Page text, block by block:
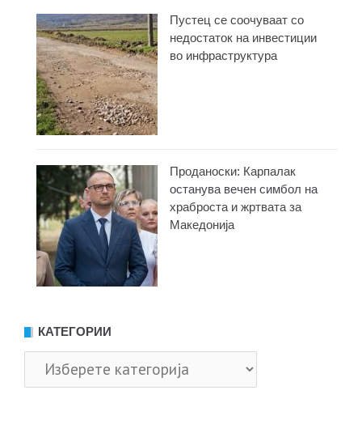
Пустец се соочуваат со
недостаток на инвестиции
во инфраструктура
Проданоски: Карпалак
останува вечен симбол на
храброста и жртвата за
Македонија
КАТЕГОРИИ
Категории